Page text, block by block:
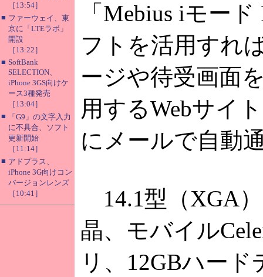
［13:54］
■ ファーウェイ、東
京に「LTEラボ」
開設
［13:22］
■ SoftBank
SELECTION、
iPhone 3GS向けケ
ース3種発売
［13:04］
■
「G9」の文字入力
に不具合、ソフト
更新開始
［11:14］
■ アドプラス、
iPhone 3G向けコン
バージョンレンズ
［10:41］
「Mebius iモー
フトを活用すれ
ージや待受画面
用するWebサイ
にメールで自動
14.1型（XGA
晶、モバイル
リ、12GBハー